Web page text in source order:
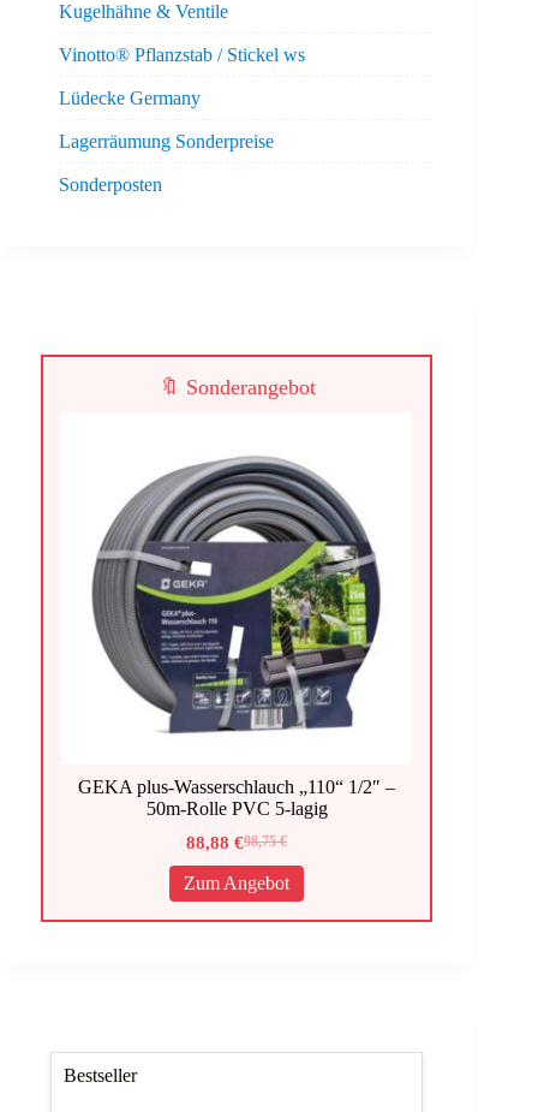
Kugelhähne & Ventile
Vinotto® Pflanzstab / Stickel ws
Lüdecke Germany
Lagerräumung Sonderpreise
Sonderposten
🔖 Sonderangebot
GEKA plus-Wasserschlauch „110“ 1/2″ –
50m-Rolle PVC 5-lagig
98,75€
Ursprünglicher
Preis
war:
98,75 €
88,88€
Aktueller
Preis
ist:
88,88 €.
Zum Angebot
Bestseller